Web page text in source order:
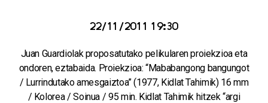
22/11/2011 19:30
Juan Guardiolak proposatutako pelikularen proiekzioa eta
ondoren, eztabaida. Proiekzioa: “Mababangong bangungot
/ Lurrindutako amesgaiztoa” (1977, Kidlat Tahimik) 16 mm
/ Kolorea / Soinua / 95 min. Kidlat Tahimik hitzek “argi